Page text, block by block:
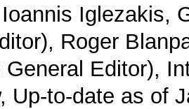
Iglezakis,
Roger
General Editor),
Up-to-date as of